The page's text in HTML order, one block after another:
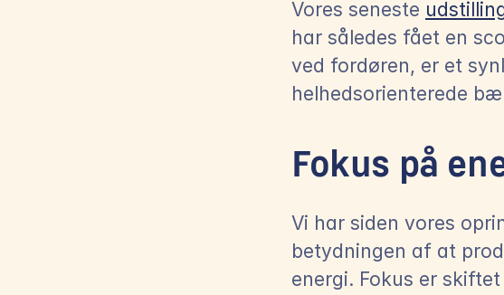
Vores seneste
har således fået en
ved fordøren, er et
helhedsorienterede
Fokus på
Vi har siden vores
betydningen af at
energi. Fokus er